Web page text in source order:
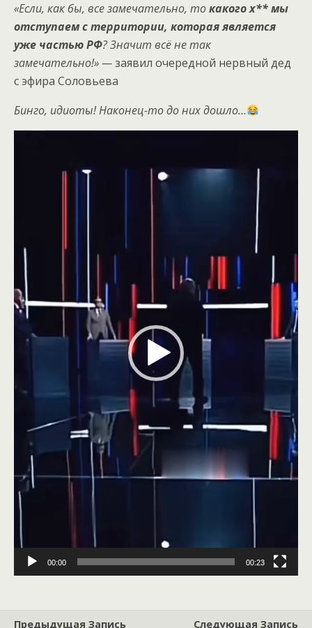
«Если, как бы, все замечательно, токакого х** мы
отступаем с территории, которая является
уже частью РФ? Значит всё не так
замечательно!» —заявил очередной нервный дед
с эфира Соловьева
Бинго, идиоты! Наконец-то до них дошло…
00:00 00:23
Предыдущая Запись Следующая Запись